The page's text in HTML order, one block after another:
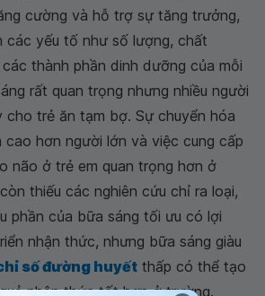
cường và hỗ trợ sự tăng trưởng,
các yếu tố như số lượng, chất
thành phần dinh dưỡng của mỗi
rất quan trọng nhưng nhiều người
cho trẻ ăn tạm bợ. Sự chuyển hóa
cao hơn người lớn và việc cung cấp
não ở trẻ em quan trọng hơn ở
thiếu các nghiên cứu chỉ ra loại,
phần của bữa sáng tối ưu có lợi
nhận thức, nhưng bữa sáng giàu
số đường huyết thấp có thể tạo
nhận thức tốt hơn ở trường.